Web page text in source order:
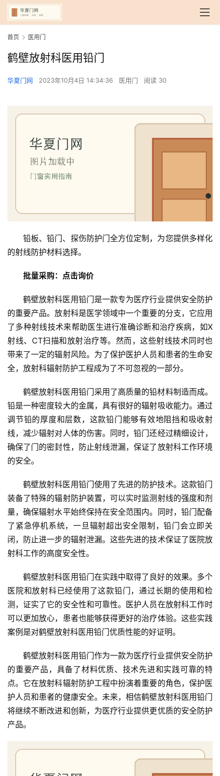
首
入
户
门
室
门
卫
门
庭
院
大
登录
首页 医用门
鹤壁放射科医用铅门
华夏门网 2023年10月4日 14:34:36 医用门 阅读 30
铅板、铅门、探伤防护门全方位定制，为您提供多样化
的射线防护材料选择。
批量采购：点击询价
鹤壁放射科医用铅门是一款专为医疗行业提供安全防护
的重要产品。放射科是医学领域中一个重要的分支，它应用
了多种射线技术来帮助医生进行准确诊断和治疗疾病，如X
射线、CT扫描和放射治疗等。然而，这些射线技术同时也
带来了一定的辐射风险。为了保护医护人员和患者的生命安
全，放射科辐射防护工程成为了不可忽视的一部分。
鹤壁放射科医用铅门采用了高质量的铅材料制造而成。
铅是一种密度较大的金属，具有很好的辐射吸收能力。通过
调节铅的厚度和层数，这款铅门能够有效地阻挡和吸收射
线，减少辐射对人体的伤害。同时，铅门还经过精细设计，
确保了门的密封性，防止射线泄漏，保证了放射科工作环境
的安全。
鹤壁放射科医用铅门使用了先进的防护技术。这款铅门
装备了特殊的辐射防护装置，可以实时监测射线的强度和剂
量，确保辐射水平始终保持在安全范围内。同时，铅门配备
了紧急停机系统，一旦辐射超出安全限制，铅门会立即关
闭，防止进一步的辐射泄漏。这些先进的技术保证了医院放
射科工作的高度安全性。
鹤壁放射科医用铅门在实践中取得了良好的效果。多个
医院和放射科已经使用了这款铅门，通过长期的使用和检
测，证实了它的安全性和可靠性。医护人员在放射科工作时
可以更加放心，患者也能够获得更好的治疗体验。这些实践
案例是对鹤壁放射科医用铅门优质性能的好证明。
鹤壁放射科医用铅门作为一款为医疗行业提供安全防护
的重要产品，具备了材料优质、技术先进和实践可靠的特
点。它在放射科辐射防护工程中扮演着重要的角色，保护医
护人员和患者的健康安全。未来，相信鹤壁放射科医用铅门
将继续不断改进和创新，为医疗行业提供更优质的安全防护
产品。